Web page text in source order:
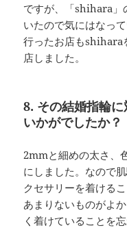
ですが、「shihara」
いたので気にはなって
行ったお店もshihara
店しました。
8. その結婚指輪
いかがでしたか？
2mmと細めの太さ、
にしました。なので
クセサリーを着ける
あまりないものがよ
く着けていることを